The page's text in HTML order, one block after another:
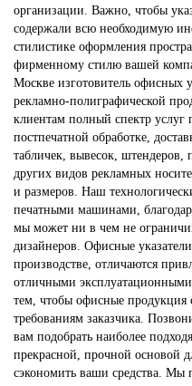
организации. Важно, чтобы
содержали всю необходимую
стилистике оформления
фирменному стилю вашей
Москве изготовитель офисных
рекламно-полиграфической
клиентам полный спектр услуг
постпечатной обработке,
табличек, вывесок, штендеров,
других видов рекламных
и размеров. Наш
печатными машинами,
мы может ни в чем не
дизайнеров. Офисные
производстве, отличаются
отличными
тем, чтобы офисные продукция
требованиям заказчика.
вам подобрать наиболее
прекрасной, прочной основой
сэкономить ваши средства. Мы